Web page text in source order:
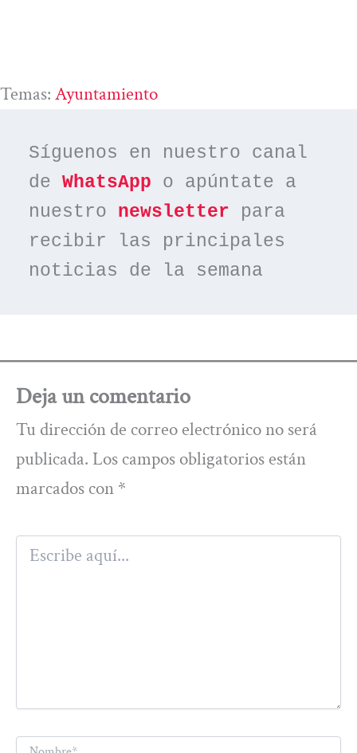
Temas: Ayuntamiento
Síguenos en nuestro canal
de WhatsApp o apúntate a
nuestro newsletter para
recibir las principales
noticias de la semana
Deja un comentario
Tu dirección de correo electrónico no será
publicada. Los campos obligatorios están
marcados con *
Escribe
aquí...
Nombre*